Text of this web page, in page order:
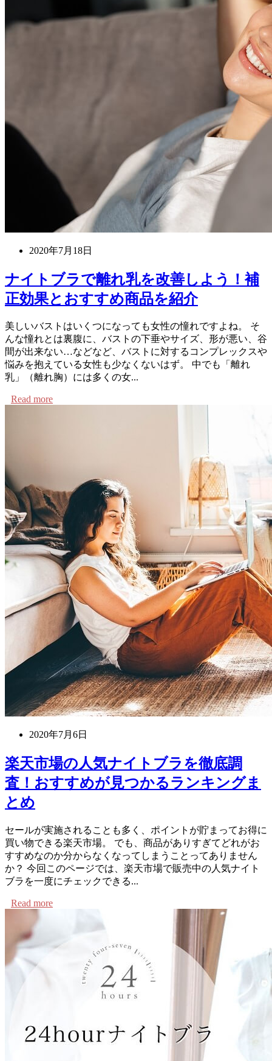
2020年7月18日
ナイトブラで離れ乳を改善しよう！補
正効果とおすすめ商品を紹介
美しいバストはいくつになっても女性の憧れですよね。 そ
んな憧れとは裏腹に、バストの下垂やサイズ、形が悪い、谷
間が出来ない…などなど、バストに対するコンプレックスや
悩みを抱えている女性も少なくないはず。 中でも「離れ
乳」（離れ胸）には多くの女...
Read more
2020年7月6日
楽天市場の人気ナイトブラを徹底調
査！おすすめが見つかるランキングま
とめ
セールが実施されることも多く、ポイントが貯まってお得に
買い物できる楽天市場。 でも、商品がありすぎてどれがお
すすめなのか分からなくなってしまうことってありません
か？ 今回このページでは、楽天市場で販売中の人気ナイト
ブラを一度にチェックできる...
Read more